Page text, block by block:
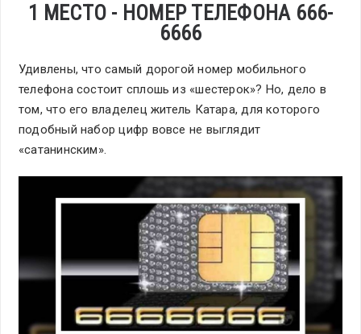
1 МЕСТО - НОМЕР ТЕЛЕФОНА 666-
6666
Удивлены, что самый дорогой номер мобильного
телефона состоит сплошь из «шестерок»? Но, дело в
том, что его владелец житель Катара, для которого
подобный набор цифр вовсе не выглядит
«сатанинским».